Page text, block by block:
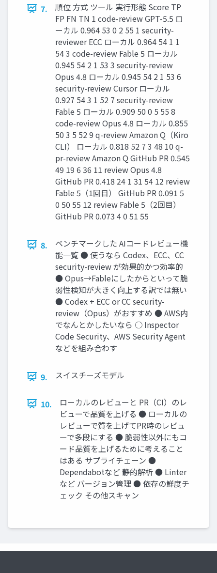
7.
順位 方式 ツール 実行形態 Score TP
FP FN TN 1 code-review GPT-5.5 ロ
ーカル 0.964 53 0 2 55 1 security-
reviewer ECC ローカル 0.964 54 1 1
54 3 code-review Fable 5 ローカル
0.945 54 2 1 53 3 security-review
Opus 4.8 ローカル 0.945 54 2 1 53 6
security-review Cursor ローカル
0.927 54 3 1 52 7 security-review
Fable 5 ローカル 0.909 50 0 5 55 8
code-review Opus 4.8 ローカル 0.855
50 3 5 52 9 q-review Amazon Q（Kiro
CLI） ローカル 0.818 52 7 3 48 10 q-
pr-review Amazon Q GitHub PR 0.545
49 19 6 36 11 review Opus 4.8
GitHub PR 0.418 24 1 31 54 12 review
Fable 5（1回目） GitHub PR 0.091 5
0 50 55 12 review Fable 5（2回目）
GitHub PR 0.073 4 0 51 55
8.
ベンチマークした AIコードレビュー機
能一覧 ● 使うなら Codex、ECC、CC
security-review が効果的かつ効率的
● Opus→Fableにしたからといって脆
弱性検知が大きく向上する訳では無い
● Codex + ECC or CC security-
review（Opus）がおすすめ ● AWS内
でなんとかしたいなら ○ Inspector
Code Security、AWS Security Agent
などを組み合わす
9. スイスチーズモデル
10.
ローカルのレビューと PR（CI）のレ
ビューで品質を上げる ● ローカルの
レビューで質を上げてPR時のレビュ
ーで多段にする ● 脆弱性以外にもコ
ード品質を上げるために考えること
はある サプライチェーン ●
Dependabotなど 静的解析 ● Linter
など バージョン管理 ● 依存の鮮度チ
ェック その他スキャン